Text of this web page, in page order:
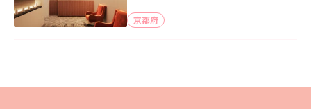
京都府